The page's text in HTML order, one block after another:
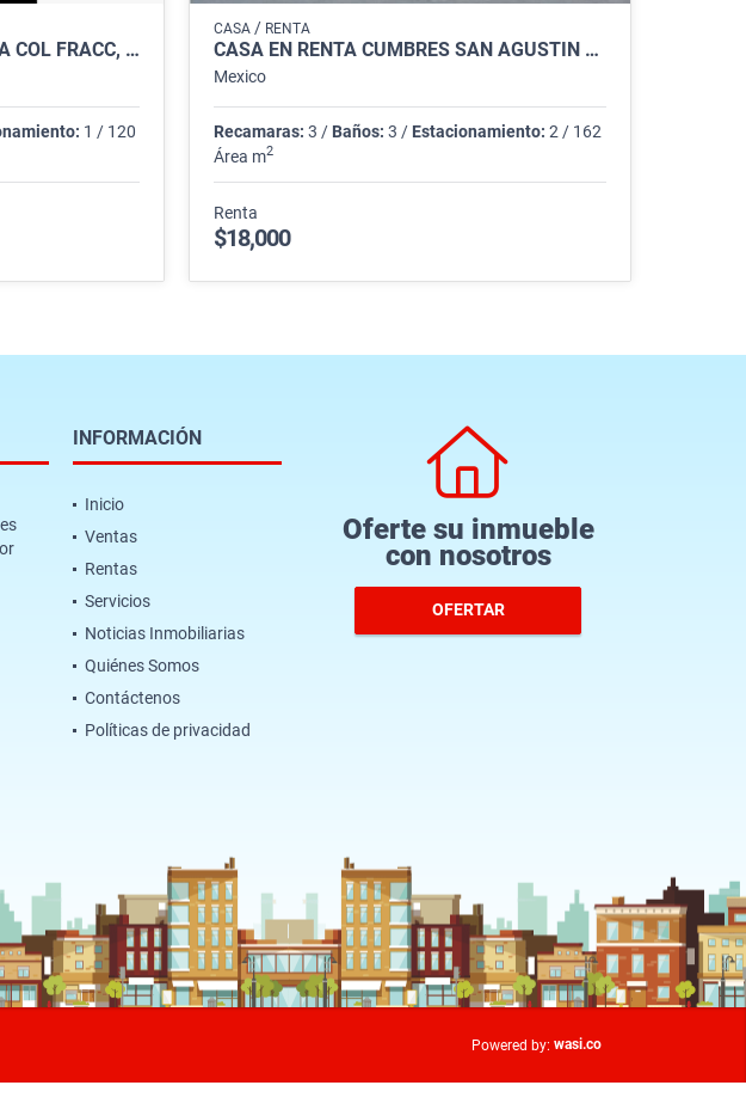
CASA EN RENTA AMUEBLADA COL FRACC, PRIVALIA CONCORDIA
1 / 120
CASA / RENTA
CASA EN RENTA CUMBRES SAN AGUSTÍN MONTERREY
Mexico
Recamaras: 3 / Baños: 3 / Estacionamiento: 2 / 162
Área m2
Renta
$18,000
INFORMACIÓN
Inicio
Ventas
Rentas
Servicios
Noticias Inmobiliarias
Quiénes Somos
Contáctenos
Políticas de privacidad
Oferte su inmueble
con nosotros
OFERTAR
Powered by: wasi.co